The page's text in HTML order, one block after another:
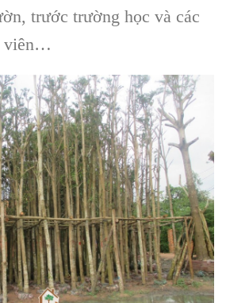
trước trường học và các
viên…